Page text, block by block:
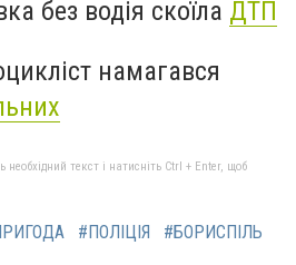
без водія скоїла ДТП
намагався
текст і натисніть Ctrl + Enter, щоб
#ПОЛІЦІЯ #БОРИСПІЛЬ